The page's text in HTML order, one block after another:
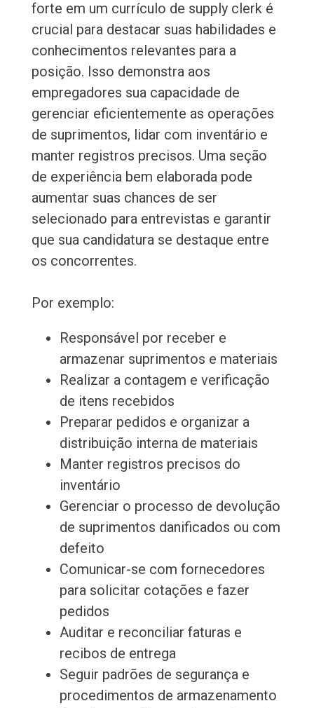
forte em um currículo de supply clerk é
crucial para destacar suas habilidades e
conhecimentos relevantes para a
posição. Isso demonstra aos
empregadores sua capacidade de
gerenciar eficientemente as operações
de suprimentos, lidar com inventário e
manter registros precisos. Uma seção
de experiência bem elaborada pode
aumentar suas chances de ser
selecionado para entrevistas e garantir
que sua candidatura se destaque entre
os concorrentes.
Por exemplo:
Responsável por receber e
armazenar suprimentos e materiais
Realizar a contagem e verificação
de itens recebidos
Preparar pedidos e organizar a
distribuição interna de materiais
Manter registros precisos do
inventário
Gerenciar o processo de devolução
de suprimentos danificados ou com
defeito
Comunicar-se com fornecedores
para solicitar cotações e fazer
pedidos
Auditar e reconciliar faturas e
recibos de entrega
Seguir padrões de segurança e
procedimentos de armazenamento